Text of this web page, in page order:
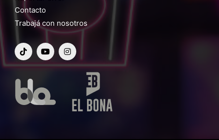
Contacto
Trabajá con nosotros